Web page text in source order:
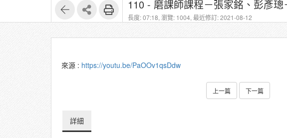
110 - 磨課師課程－張家銘、彭彥
長度: 07:18, 瀏覽: 1004, 最近修訂: 2021-08-12
來源 : https://youtu.be/PaOOv1qsDdw
上一篇 下一篇
詳細